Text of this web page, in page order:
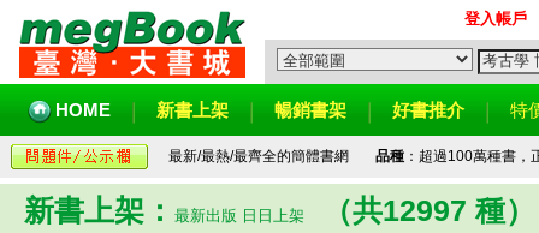
登入帳戶
HOME 新書上架 暢銷書架 好書推介 特
最新/最熱/最齊全的簡體書網 品種：超過100萬種書，
新書上架： 最新出版 日日上架 （共12997 種